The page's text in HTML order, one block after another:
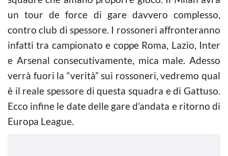
un tour de force di gare davvero complesso,
contro club di spessore. I rossoneri affronteranno
infatti tra campionato e coppe Roma, Lazio, Inter
e Arsenal consecutivamente, mica male. Adesso
verrà fuori la “verità” sui rossoneri, vedremo qual
è il reale spessore di questa squadra e di Gattuso.
Ecco infine le date delle gare d’andata e ritorno di
Europa League.